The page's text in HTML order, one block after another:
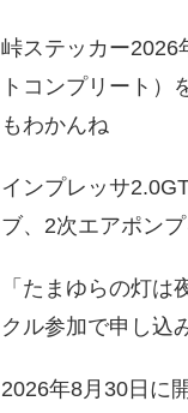
峠ステッカー2026
トコンプリート）
もわかんね
インプレッサ
ブ、2次エアポン
「たまゆらの灯
クル参加で申し込
2026年8月30日に